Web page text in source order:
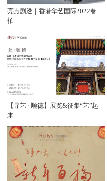
亮点剧透｜香港华艺国际2022春
拍
【寻艺 · 顺德】展览&征集“艺”起
来